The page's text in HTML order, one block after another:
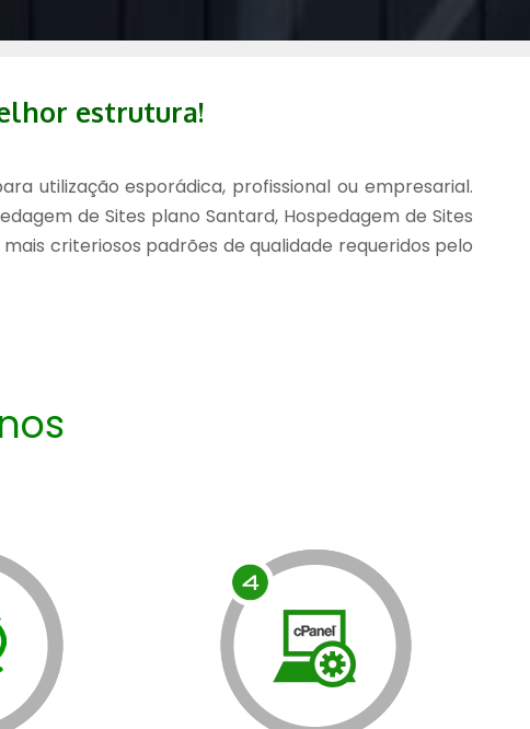
estrutura!
utilização esporádica, profissional ou empresarial.
de Sites plano Santard, Hospedagem de Sites
criteriosos padrões de qualidade requeridos pelo